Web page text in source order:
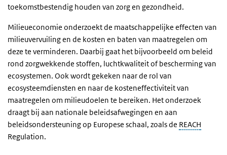
toekomstbestendig houden van zorg en gezondheid.
Milieueconomie onderzoekt de maatschappelijke effecten van
milieuvervuiling en de kosten en baten van maatregelen om
deze te verminderen. Daarbij gaat het bijvoorbeeld om beleid
rond zorgwekkende stoffen, luchtkwaliteit of bescherming van
ecosystemen. Ook wordt gekeken naar de rol van
ecosysteemdiensten en naar de kosteneffectiviteit van
maatregelen om milieudoelen te bereiken. Het onderzoek
draagt bij aan nationale beleidsafwegingen en aan
beleidsondersteuning op Europese schaal, zoals de REACH
Regulation.